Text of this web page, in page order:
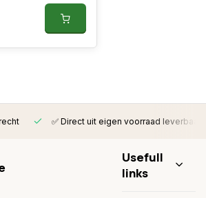
✅ Direct uit eigen voorraad leverbaar
Usefull
links